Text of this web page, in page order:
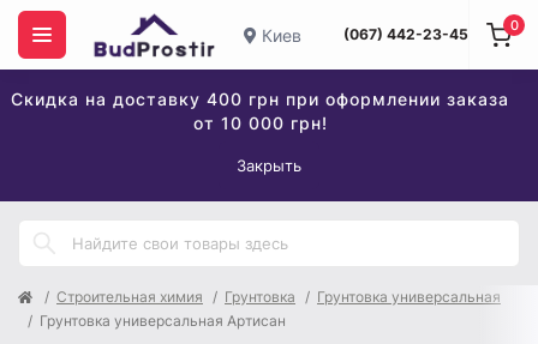
Киев (067) 442-23-45
Скидка на доставку 400 грн при оформлении заказа
от 10 000 грн!
Закрыть
0
Строительная химия Грунтовка
Грунтовка универсальная
Грунтовка универсальная Артисан